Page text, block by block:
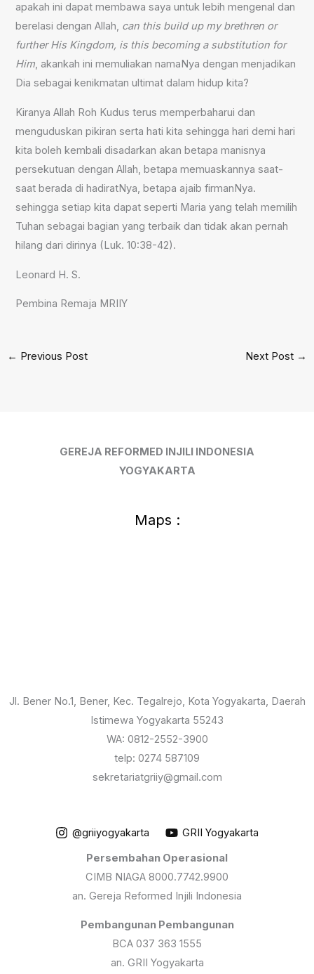
apakah ini dapat membawa saya untuk lebih mengenal dan
berelasi dengan Allah, can this build up my brethren or
further His Kingdom, is this becoming a substitution for
Him, akankah ini memuliakan namaNya dengan menjadikan
Dia sebagai kenikmatan ultimat dalam hidup kita?
Kiranya Allah Roh Kudus terus memperbaharui dan
menguduskan pikiran serta hati kita sehingga hari demi hari
kita boleh kembali disadarkan akan betapa manisnya
persekutuan dengan Allah, betapa memuaskannya saat-
saat berada di hadiratNya, betapa ajaib firmanNya.
sehingga setiap kita dapat seperti Maria yang telah memilih
Tuhan sebagai bagian yang terbaik dan tidak akan pernah
hilang dari dirinya (Luk. 10:38-42).
Leonard H. S.
Pembina Remaja MRIIY
← Previous Post Next Post →
GEREJA REFORMED INJILI INDONESIA
YOGYAKARTA
Maps :
Jl. Bener No.1, Bener, Kec. Tegalrejo, Kota Yogyakarta, Daerah
Istimewa Yogyakarta 55243
WA: 0812-2552-3900
telp: 0274 587109
sekretariatgriiy@gmail.com
@griiyogyakarta
GRII Yogyakarta
Persembahan Operasional
CIMB NIAGA 8000.7742.9900
an. Gereja Reformed Injili Indonesia
Pembangunan Pembangunan
BCA 037 363 1555
an. GRII Yogyakarta